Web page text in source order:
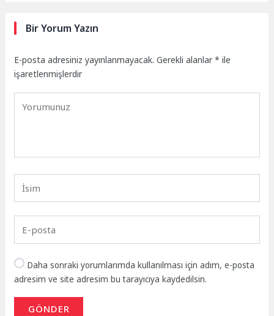
Bir Yorum Yazın
E-posta adresiniz yayınlanmayacak. Gerekli alanlar* ile
işaretlenmişlerdir
Daha sonraki yorumlarımda kullanılması için adım, e-posta
adresim ve site adresim bu tarayıcıya kaydedilsin.
GÖNDER